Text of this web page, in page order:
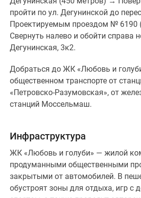
пройти по ул. Дегунинской до
Проектируемым проездом № 6190
Свернуть налево и обойти справа
Дегунинская, 3к2.
Добраться до ЖК «Любовь и
общественном транспорте от
«Петровско-Разумовская», от
станций Моссельмаш.
Инфраструктура
ЖК «Любовь и голуби» — жилой
продуманными общественными
закрытыми от автомобилей. В
обустроят зоны для отдыха, игр с